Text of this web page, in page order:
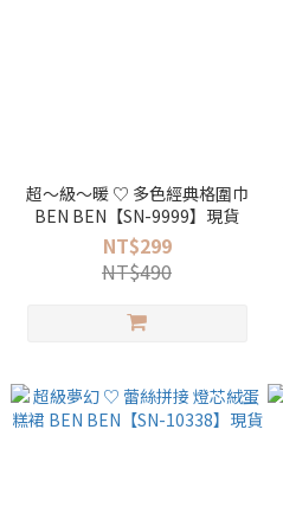
超～級～暖 ♡ 多色經典格圍巾
BEN BEN【SN-9999】現貨
NT$299
NT$490